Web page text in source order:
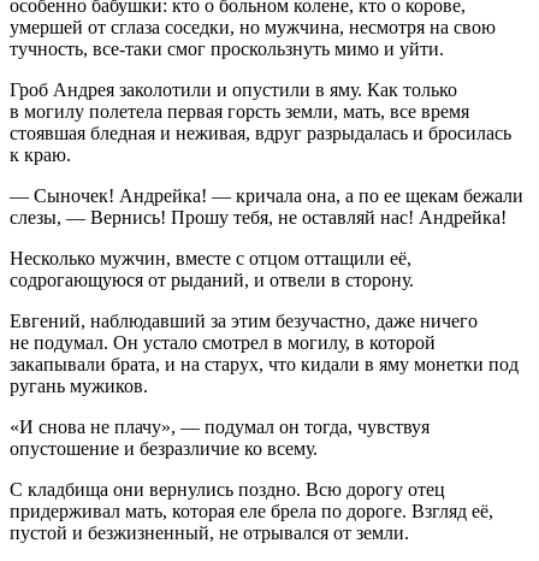
особенно бабушки: кто о больном колене, кто о корове,
умершей от сглаза соседки, но мужчина, несмотря на свою
тучность, все-таки смог проскользнуть мимо и уйти.
Гроб Андрея заколотили и опустили в яму. Как только
в могилу полетела первая горсть земли, мать, все время
стоявшая бледная и неживая, вдруг разрыдалась и бросилась
к краю.
— Сыночек! Андрейка! — кричала она, а по ее щекам бежали
слезы, — Вернись! Прошу тебя, не оставляй нас! Андрейка!
Несколько мужчин, вместе с отцом оттащили её,
содрогающуюся от рыданий, и отвели в сторону.
Евгений, наблюдавший за этим безучастно, даже ничего
не подумал. Он устало смотрел в могилу, в которой
закапывали брата, и на старух, что кидали в яму монетки под
ругань мужиков.
«И снова не плачу», — подумал он тогда, чувствуя
опустошение и безразличие ко всему.
С кладбища они вернулись поздно. Всю дорогу отец
придерживал мать, которая еле брела по дороге. Взгляд её,
пустой и безжизненный, не отрывался от земли.